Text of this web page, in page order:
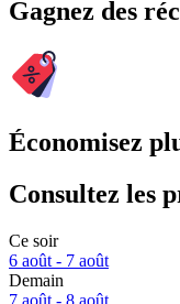
Gagnez des
Économisez
Consultez les
Ce soir
6 août - 7 août
Demain